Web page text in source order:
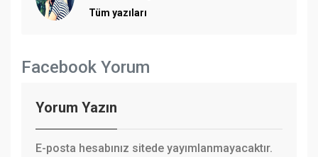
Tüm yazıları
Facebook Yorum
Yorum Yazın
E-posta hesabınız sitede yayımlanmayacaktır.